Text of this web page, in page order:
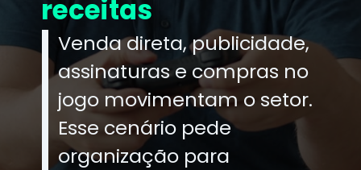
receitas
Venda direta, publicidade,
assinaturas e compras no
jogo movimentam o setor.
Esse cenário pede
organização para